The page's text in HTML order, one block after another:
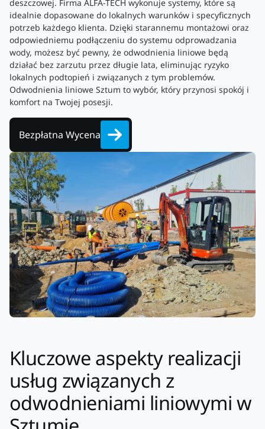
deszczowej. Firma ALFA-TECH wykonuje systemy, które są
idealnie dopasowane do lokalnych warunków i specyficznych
potrzeb każdego klienta. Dzięki starannemu montażowi oraz
odpowiedniemu podłączeniu do systemu odprowadzania
wody, możesz być pewny, że odwodnienia liniowe będą
działać bez zarzutu przez długie lata, eliminując ryzyko
lokalnych podtopień i związanych z tym problemów.
Odwodnienia liniowe Sztum to wybór, który przynosi spokój i
komfort na Twojej posesji.
Bezpłatna Wycena
Kluczowe aspekty realizacji
usług związanych z
odwodnieniami liniowymi w